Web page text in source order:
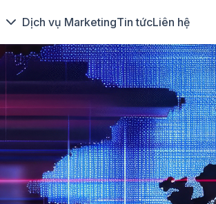
Dịch vụ MarketingTin tứcLiên hệ